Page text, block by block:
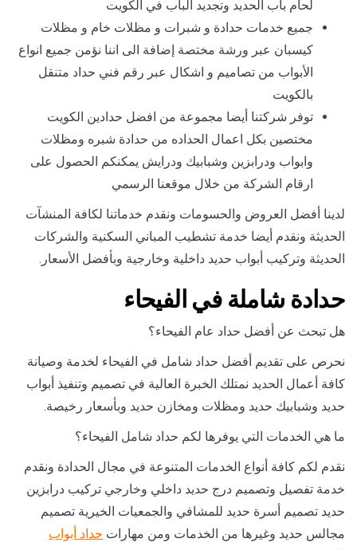
لحام باب الحديد وتجديد الباب في الكويت
جميع خدمات حدادة و شبرات و مظلات خام و مظلات
كيسبان عبر ورشة مختصة إضافة الى اننا نؤمن جميع انواع
الأبواب من تصاميم و اشكال عبر رقم فني حداد متنقل
بالكويت
توفر شركتنا أيضا مجموعة من افضل حدادين الكويت
مختصين بكل اعمال الحداده من حدادة شبره ومظلات
وابواب ودرابزين وشبابيك ودرايش يمكنكم الحصول على
ارقام الشركة من خلال موقعنا الرسمي
لدينا أفضل العروض والحسومات ونقدم خدماتنا لكافة المنشآت
الحديثة ونقدم أيضا خدمة تشطيب المباني السكنية والشركات
الحديثة وتركيب أبواب حديد داخلية وخارجية وبأفضل الأسعار.
حدادة شاملة في الفيحاء
هل تبحث عن أفضل حداد عام الفيحاء؟
نحرص على تقديم أفضل حداد شامل في الفيحاء لخدمة وصيانة
كافة أعمال الحديد نمتلك الخبرة العالية في تصميم وتنفيذ أبواب
حديد وشبابيك حديد ومظلات ومخازن حديد وبأسعار رخيصة.
ما هي الخدمات التي يوفرها لكم حداد شامل الفيحاء؟
نقدم لكم كافة أنواع الخدمات المتنوعة في مجال الحدادة ونقدم
خدمة تفصيل وتصميم درج حديد داخلي وخارجي تركيب درابزين
حديد تصميم أسرة حديد للمشافي والجمعيات الخيرية تصميم
مجالس حديد وغيرها من الخدمات ومن مهارات حداد أبواب